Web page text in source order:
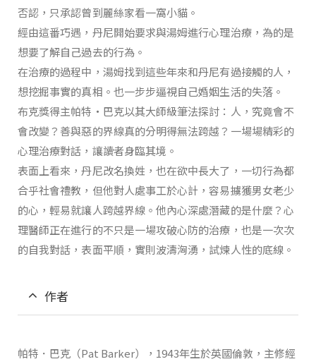
否認，只承認曾到麗絲家看一窩小貓。
經由這番巧遇，丹尼開始要求與湯姆進行心理治療，為的是
想要了解自己過去的行為。
在治療的過程中，湯姆找到這些年來和丹尼有過接觸的人，
想挖掘事實的真相。也一步步逼視自己婚姻生活的失落。
布克獎得主帕特‧巴克以其大師級筆法探討：人，究竟會不
會改變？善與惡的界線真的分明得無法跨越？一場場精彩的
心理治療對話，讓讀者身臨其境。
表面上看來，丹尼改名換姓，也在欲中長大了，一切行為都
合乎社會禮教，但他對人處事工於心計，容易擄獲男女老少
的心，輕易就讓人跨越界線。他內心深處潛藏的是什麼？心
理醫師正在進行的不只是一場攻破心防的治療，也是一次次
的自我對話，表面平順，實則波濤洶湧，試煉人性的底線。
作者
帕特．巴克（Pat Barker），1943年生於英國倫敦，主修經